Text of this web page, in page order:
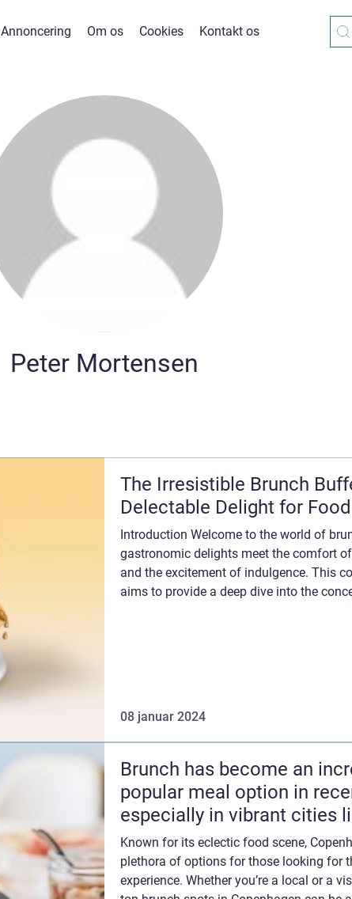
Annoncering Om os Cookies Kontakt os
Peter Mortensen
The Irresistible Brunch
Delectable Delight for
Introduction Welcome to the world of
gastronomic delights meet the comfort
and the excitement of indulgence. This
aims to provide a deep dive into the
08 januar 2024
Brunch has become an
popular meal option in
especially in vibrant cities
Copenhagen
Known for its eclectic food scene,
plethora of options for those looking for
experience. Whether you’re a local or a